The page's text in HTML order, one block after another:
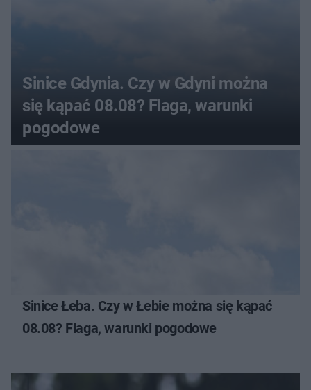
Sinice Gdynia. Czy w Gdyni można
się kąpać 08.08? Flaga, warunki
pogodowe
Sinice Łeba. Czy w Łebie można się kąpać
08.08? Flaga, warunki pogodowe